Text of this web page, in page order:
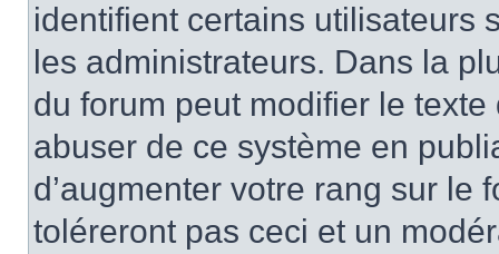
identifient certains utilisateurs
les administrateurs. Dans la
du forum peut modifier le
abuser de ce système en
d’augmenter votre rang sur le
toléreront pas ceci et un